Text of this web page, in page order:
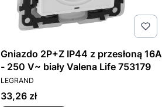
Gniazdo 2P+Z IP44 z przesłoną 16A
- 250 V~ biały Valena Life 753179
PRODUCENT
LEGRAND
Cena
33,26 zł